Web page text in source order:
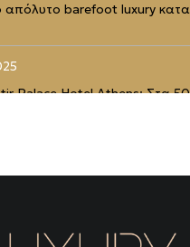
απόλυτο barefoot luxury
Palace Hotel Athens: Στα
Ένα από τα πιο